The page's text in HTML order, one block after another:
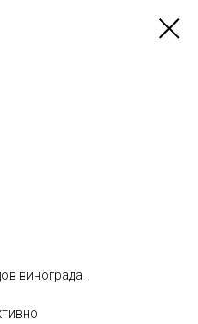
винограда.